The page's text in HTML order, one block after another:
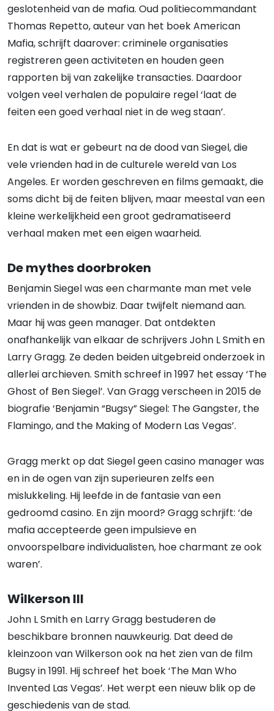
geslotenheid van de mafia. Oud politiecommandant
Thomas Repetto, auteur van het boek American
Mafia, schrijft daarover: criminele organisaties
registreren geen activiteten en houden geen
rapporten bij van zakelijke transacties. Daardoor
volgen veel verhalen de populaire regel ‘laat de
feiten een goed verhaal niet in de weg staan’.
En dat is wat er gebeurt na de dood van Siegel, die
vele vrienden had in de culturele wereld van Los
Angeles. Er worden geschreven en films gemaakt, die
soms dicht bij de feiten blijven, maar meestal van een
kleine werkelijkheid een groot gedramatiseerd
verhaal maken met een eigen waarheid.
De mythes doorbroken
Benjamin Siegel was een charmante man met vele
vrienden in de showbiz. Daar twijfelt niemand aan.
Maar hij was geen manager. Dat ontdekten
onafhankelijk van elkaar de schrijvers John L Smith en
Larry Gragg. Ze deden beiden uitgebreid onderzoek in
allerlei archieven. Smith schreef in 1997 het essay ‘The
Ghost of Ben Siegel’. Van Gragg verscheen in 2015 de
biografie ‘Benjamin “Bugsy” Siegel: The Gangster, the
Flamingo, and the Making of Modern Las Vegas’.
Gragg merkt op dat Siegel geen casino manager was
en in de ogen van zijn superieuren zelfs een
mislukkeling. Hij leefde in de fantasie van een
gedroomd casino. En zijn moord? Gragg schrjift: ‘de
mafia accepteerde geen impulsieve en
onvoorspelbare individualisten, hoe charmant ze ook
waren’.
Wilkerson III
John L Smith en Larry Gragg bestuderen de
beschikbare bronnen nauwkeurig. Dat deed de
kleinzoon van Wilkerson ook na het zien van de film
Bugsy in 1991. Hij schreef het boek ‘The Man Who
Invented Las Vegas’. Het werpt een nieuw blik op de
geschiedenis van de stad.